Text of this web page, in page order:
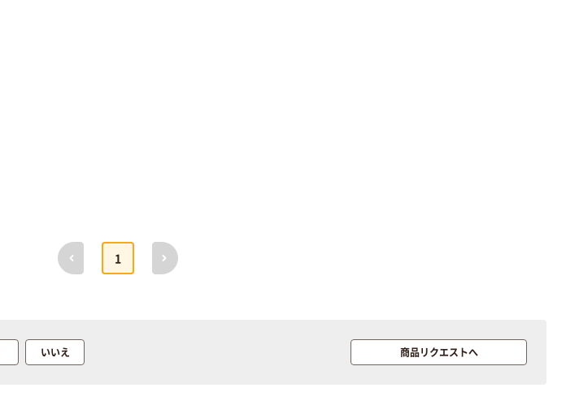
前へ
1
次へ
いいえ 商品リクエストへ
（税込）
カゴへ
ナライフリーア
ームスタンド